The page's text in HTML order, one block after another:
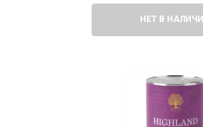
НЕТ В